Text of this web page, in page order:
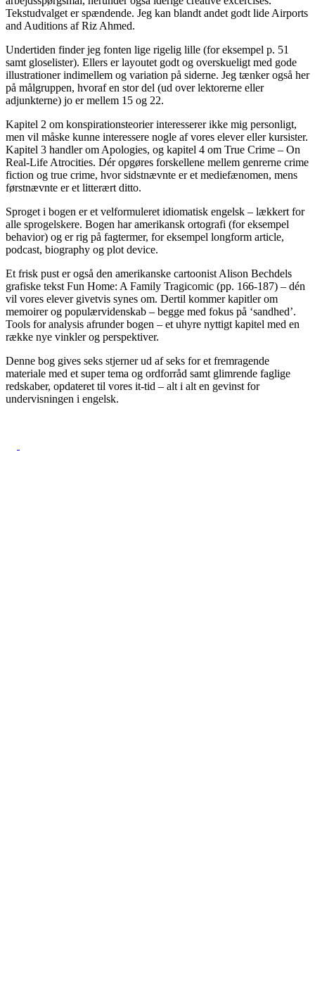
Tekstudvalget er spændende. Jeg kan blandt andet godt lide Airports
and Audi­tions af Riz Ahmed.
Undertiden finder jeg fonten lige rigelig lille (for eksempel p. 51
samt gloselister). Ellers er layoutet godt og overskueligt med gode
illustrationer indimellem og variation på siderne. Jeg tænker også her
på målgruppen, hvoraf en stor del (ud over lektorerne eller
adjunkterne) jo er mellem 15 og 22.
Kapitel 2 om konspirationsteorier interesserer ikke mig personligt,
men vil måske kunne interessere nogle af vores elever eller kursister.
Kapitel 3 handler om Apologies, og kapitel 4 om True Crime – On
Real-Life Atrocities. Dér opgøres forskellene mellem genrerne crime
fiction og true crime, hvor sidstnævnte er et medie­fænomen, mens
førstnævnte er et litterært ditto.
Sproget i bogen er et velformuleret idiomatisk engelsk – lækkert for
alle sprogelskere. Bogen har amerikansk ortografi (for eksempel
behavior) og er rig på fagtermer, for eksempel longform article,
podcast, biography og plot device.
Et frisk pust er også den amerikanske cartoonist Alison Bechdels
grafiske tekst Fun Home: A Family Tragicomic (pp. 166-187) – dén
vil vores elever givetvis synes om. Dertil kommer kapitler om
memoirer og populærvidenskab – begge med fokus på ‘sandhed’.
Tools for analysis afrunder bogen – et uhyre nyttigt kapitel med en
række nye vinkler og perspektiver.
Denne bog gives seks stjerner ud af seks for et fremragende
materiale med et super tema og ordforråd samt glimrende faglige
redskaber, opdateret til vores it-tid – alt i alt en gevinst for
undervisningen i engelsk.